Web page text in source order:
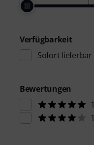
Verfügbarkeit
Sofort lieferbar
Bewertungen
1
1